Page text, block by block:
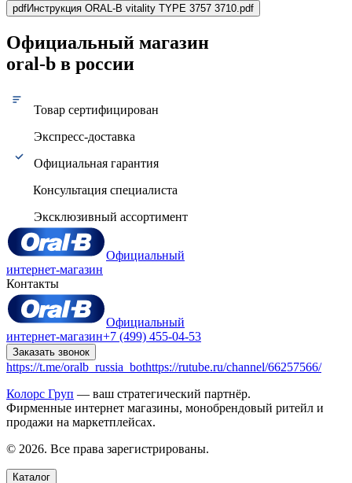
pdfИнструкция ORAL-B vitality TYPE 3757 3710.pdf
Официальный магазин
oral-b в россии
Товар сертифицирован
Экспресс-доставка
Официальная гарантия
Консультация специалиста
Эксклюзивный ассортимент
Официальный
интернет-магазин
Контакты
Официальный
интернет-магазин+7 (499) 455-04-53
Заказать звонок
https://t.me/oralb_russia_bothttps://rutube.ru/channel/66257566/
Колорс Груп — ваш стратегический партнёр.
Фирменные интернет магазины, монобрендовый ритейл и
продажи на маркетплейсах.
© 2026. Все права зарегистрированы.
Каталог